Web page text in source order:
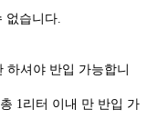
습니다.
하셔야 반입 가능합니
1리터 이내 만 반입 가